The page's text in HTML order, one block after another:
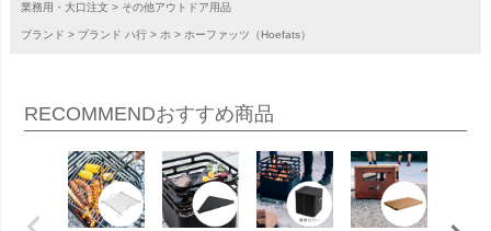
業務用・大口注文 その他アウトドア用品
ブランド ブランド ハ行 ホ ホーファッツ（Hoefats）
RECOMMENDおすすめ商品